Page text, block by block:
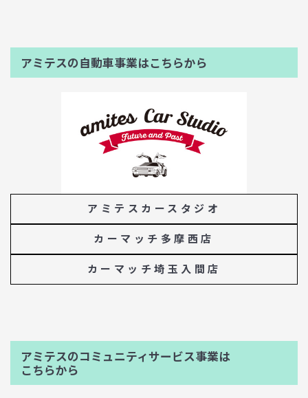
アミテスの自動車事業はこちらから
アミテスカースタジオ
カーマッチ多摩西店
カーマッチ埼玉入間店
アミテスのコミュニティサービス事業は
こちらから